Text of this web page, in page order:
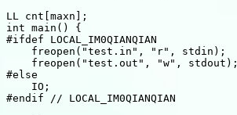
LL cnt[maxn];
int main() {
#ifdef LOCAL_IM0QIANQIAN
    freopen("test.in", "r", stdin);
    freopen("test.out", "w", stdout);
#else
    IO;
#endif // LOCAL_IM0QIANQIAN